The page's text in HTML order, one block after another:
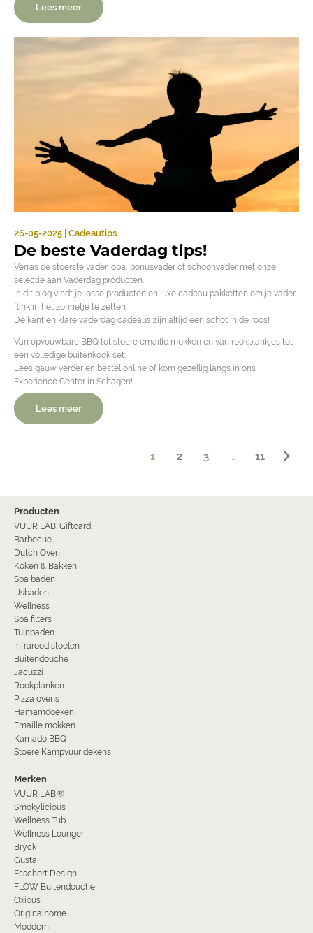
Lees meer
26-05-2025 | Cadeautips
De beste Vaderdag tips!
Verras de stoerste vader, opa, bonusvader of schoonvader met onze
selectie aan Vaderdag producten.
In dit blog vindt je losse producten en luxe cadeau pakketten om je vader
flink in het zonnetje te zetten.
De kant en klare vaderdag cadeaus zijn altijd een schot in de roos!
Van opvouwbare BBQ tot stoere emaille mokken en van rookplankjes tot
een volledige buitenkook set.
Lees gauw verder en bestel online of kom gezellig langs in ons
Experience Center in Schagen!
Lees meer
1 2 3 .. 11
Producten
VUUR LAB. Giftcard
Barbecue
Dutch Oven
Koken & Bakken
Spa baden
IJsbaden
Wellness
Spa filters
Tuinbaden
Infrarood stoelen
Buitendouche
Jacuzzi
Rookplanken
Pizza ovens
Hamamdoeken
Emaille mokken
Kamado BBQ
Stoere Kampvuur dekens
Merken
VUUR LAB.®
Smokylicious
Wellness Tub
Wellness Lounger
Bryck
Gusta
Esschert Design
FLOW Buitendouche
Oxious
Originalhome
Moddern